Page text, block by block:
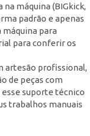
máquina (BIGkick,
padrão e apenas
máquina para
para conferir os
artesão profissional,
de peças com
suporte técnico
trabalhos manuais